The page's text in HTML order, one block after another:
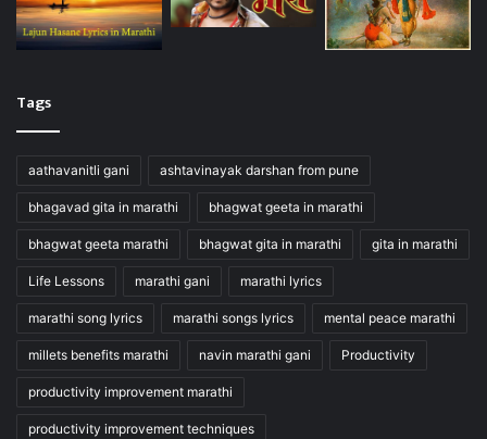
Tags
aathavanitli gani ashtavinayak darshan from pune
bhagavad gita in marathi bhagwat geeta in marathi
bhagwat geeta marathi bhagwat gita in marathi gita in marathi
Life Lessons marathi gani marathi lyrics
marathi song lyrics marathi songs lyrics mental peace marathi
millets benefits marathi navin marathi gani Productivity
productivity improvement marathi
productivity improvement techniques